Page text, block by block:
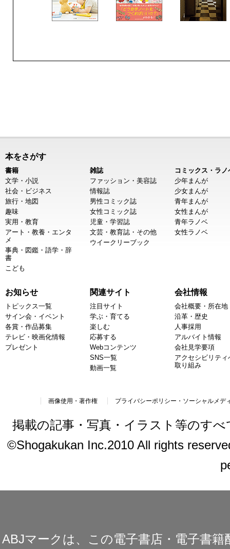
本をさがす
書籍
文学・小説
社会・ビジネス
旅行・地図
趣味
実用・教育
アート・教養・エンタ
メ
事典・図鑑・語学・辞
書
こども
雑誌
ファッション・美容誌
情報誌
男性コミック誌
女性コミック誌
児童・学習誌
文芸・教育誌・その他
ウイークリーブック
コミックス・ラノ
少年まんが
少女まんが
青年まんが
女性まんが
青年ラノベ
女性ラノベ
お知らせ
トピックス一覧
サイン会・イベント
各賞・作品募集
テレビ・映画化情報
プレゼント
関連サイト
注目サイト
学ぶ・育てる
楽しむ
応募する
Webコンテンツ
SNS一覧
動画一覧
会社情報
会社概要・所在地
沿革・歴史
人事採用
アルバイト情報
会社見学要項
アクセシビリティ
取り組み
画像使用・著作権 プライバシーポリシー・ソーシャルメデ
掲載の記事・写真・イラスト等のす
©Shogakukan Inc.2010 All rights
ABJマークは、この電子書店・電子書